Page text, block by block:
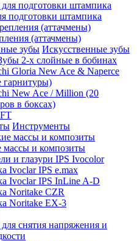
подготовки штампика
(аттачмены)
Искусственные зубы
2-х слойные в бобинах
Gloria New Ace & Naperce
гарнитуры)
New Ace / Million (20
в боксах)
Инструменты
массы и композиты
и глазури IPS Ivocolor
Ivoclar IPS e.max
Ivoclar IPS InLine A-D
Noritake CZR
Noritake EX-3